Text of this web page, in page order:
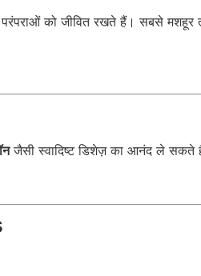
को जीवित रखते हैं। सबसे मशहूर
जैसी स्वादिष्ट डिशेज़ का आनंद ले सकते